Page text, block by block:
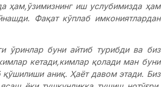
ҳам,ўзимизнинг иш услубимизда ҳам
Фақат кўплаб имкониятлардан
ўринлар буни айтиб турибди ва биз
кетади,кимлар қолади ман буни
қўшилиши аниқ. Ҳаёт давом этади. Биз